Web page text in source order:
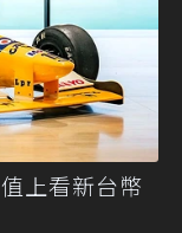
上看新台幣